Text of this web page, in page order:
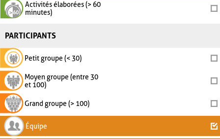
Activités élaborées (> 60
minutes)
PARTICIPANTS
Petit groupe (< 30)
Moyen groupe (entre 30
et 100)
Grand groupe (> 100)
Équipe